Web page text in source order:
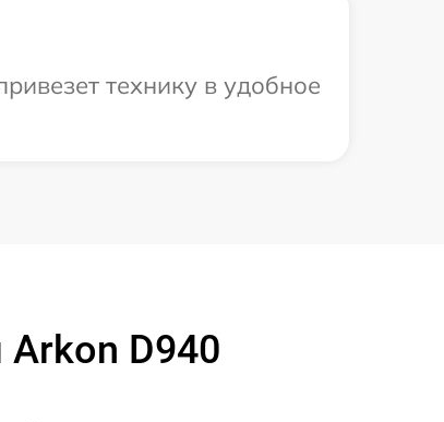
технику в удобное
D940